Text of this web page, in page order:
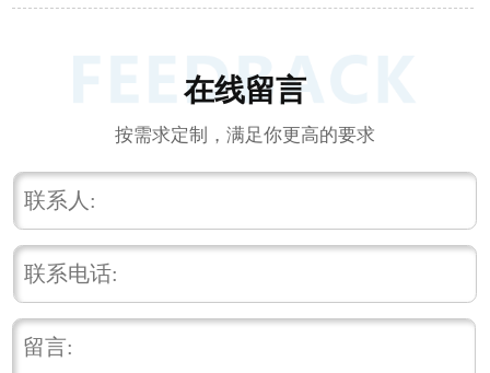
在线留言
按需求定制，满足你更高的要求